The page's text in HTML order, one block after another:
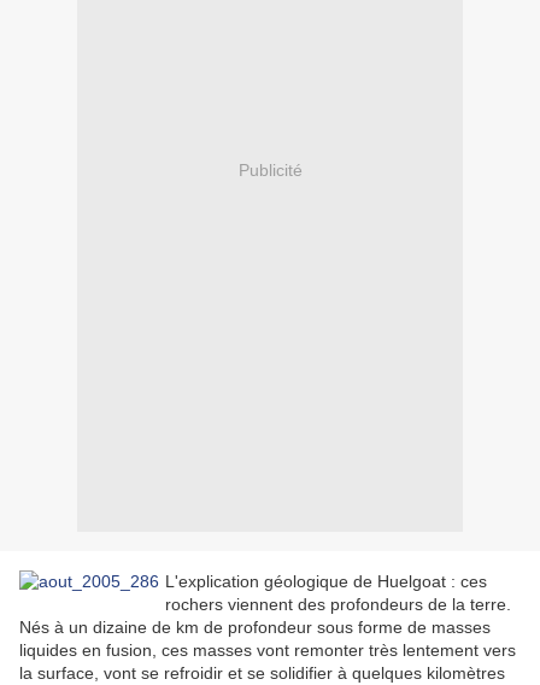
Publicité
L'explication géologique de Huelgoat : ces
rochers viennent des profondeurs de la terre.
Nés à un dizaine de km de profondeur sous forme de masses
liquides en fusion, ces masses vont remonter très lentement vers
la surface, vont se refroidir et se solidifier à quelques kilomètres